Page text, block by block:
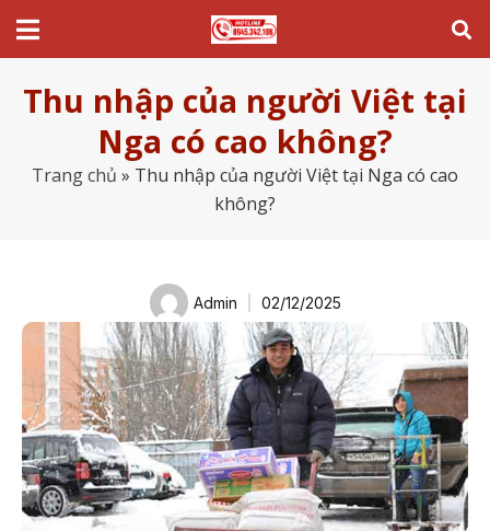
Thu nhập của người Việt tại
Nga có cao không?
Trang chủ » Thu nhập của người Việt tại Nga có cao
không?
Admin 02/12/2025